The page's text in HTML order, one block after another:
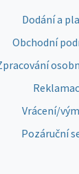
Dodání a
Obchodní
Vrácení/
Pozáruční